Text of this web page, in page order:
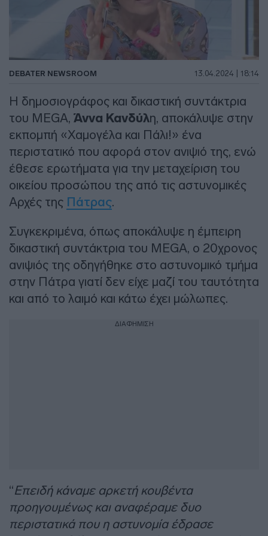
DEBATER NEWSROOM 13.04.2024 | 18:14
Η δημοσιογράφος και δικαστική συντάκτρια
του MEGA, Άννα Κανδύλη, αποκάλυψε στην
εκπομπή «Χαμογέλα και Πάλι!» ένα
περιστατικό που αφορά στον ανιψιό της, ενώ
έθεσε ερωτήματα για την μεταχείριση του
οικείου προσώπου της από τις αστυνομικές
Αρχές της Πάτρας.
Συγκεκριμένα, όπως αποκάλυψε η έμπειρη
δικαστική συντάκτρια του MEGA, ο 20χρονος
ανιψιός της οδηγήθηκε στο αστυνομικό τμήμα
στην Πάτρα γιατί δεν είχε μαζί του ταυτότητα
και από το λαιμό και κάτω έχει μώλωπες.
ΔΙΑΦΗΜΙΣΗ
“Επειδή κάναμε αρκετή κουβέντα
προηγουμένως και αναφέραμε δυο
περιστατικά που η αστυνομία έδρασε